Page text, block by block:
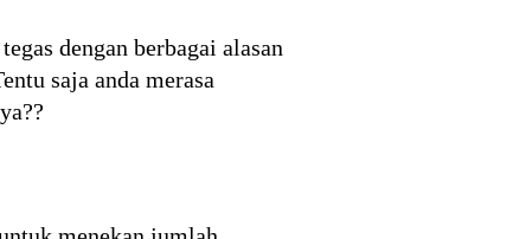
dengan berbagai alasan
saja anda merasa